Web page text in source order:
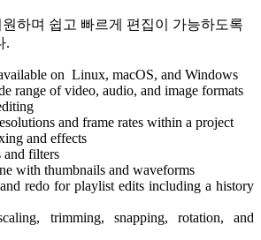
하며 쉽고 빠르게 편집이 가능하도록
.
on Linux, macOS, and Windows
range of video, audio, and image formats
and frame rates within a project
and effects
and filters
with thumbnails and waveforms
redo for playlist edits including a history
trimming, snapping, rotation, and